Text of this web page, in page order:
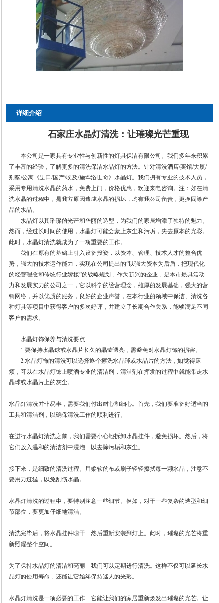
详细介绍
石家庄水晶灯清洗：让璀璨光芒重现
本公司是一家具有专业性与创新性的灯具保洁有限公司。我们多年来积累
了丰富的经验，了解更多的清洗保洁水晶灯的方法。针对清洗酒店/宾馆/大厦/
别墅/公寓《进口/国产/埃及/施华洛世奇》水晶灯。我们拥有专业的技术人员，
采用专用清洗水晶的药水，免费上门，价格优惠，欢迎来电咨询。注：如在清
洗水晶的过程中，是我方原因造成水晶的损坏，均有我公司负责，更换同等产
品的水晶。
水晶灯以其璀璨的光芒和华丽的造型，为我们的家居增添了独特的魅力。
然而，经过长时间的使用，水晶灯可能会蒙上灰尘和污垢，失去原本的光彩。
此时，水晶灯清洗就成为了一项重要的工作。
我们在原有的基础上引入设备投资，以资本、管理、技术人才的整合优
势，强大的技术运作能力，实现在公司提出的“以强大资本为后盾，把现代化
的经营理念和传统行业嫁接”的战略规划，作为新兴的企业，是本市最具活动
力和发展实力的公司之一，它以科学的经营理念，雄厚的发展基础，强大的营
销网络，并以优质的服务，良好的企业声誉，在本行业的领域中保洁、清洗各
种灯具等项目中获得客户的多次好评，并建立了长期合作关系，能够满足不同
客户的需求。
水晶灯饰保养与清洗要点：
1.要保持水晶球或水晶片长久的晶莹透亮，需避免对水晶灯饰的损害。
2.水晶灯饰的清洗可以选择逐个擦洗水晶球或水晶片的方法，如觉得麻
烦，可以在水晶灯饰上喷洒专业的清洁剂，清洁剂在挥发的过程中就能带走水
晶球或水晶片上的灰尘。
水晶灯清洗并非易事，需要我们付出耐心和细心。首先，我们要准备好适当的
工具和清洁剂，以确保清洗工作的顺利进行。
在进行水晶灯清洗之前，我们需要小心地拆卸水晶挂件，避免损坏。然后，将
它们放入温和的清洁剂中浸泡，以去除污垢和灰尘。
接下来，是细致的清洗过程。用柔软的布或刷子轻轻擦拭每一颗水晶，注意不
要用力过猛，以免刮伤水晶。
水晶灯清洗的过程中，要特别注意一些细节。例如，对于一些复杂的造型和细
节部位，要更加仔细地清洁。
清洗完毕后，将水晶挂件晾干，然后重新安装到灯上。此时，璀璨的光芒将重
新照耀整个空间。
为了保持水晶灯的清洁和亮丽，我们可以定期进行清洗。这样不仅可以延长水
晶灯的使用寿命，还能让它始终保持迷人的光彩。
水晶灯清洗是一项必要的工作，它能让我们的家居重新焕发出璀璨的光芒。让